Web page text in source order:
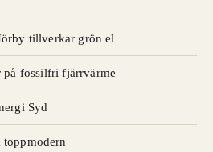
tillverkar grön el
på fossilfri fjärrvärme
Syd
toppmodern